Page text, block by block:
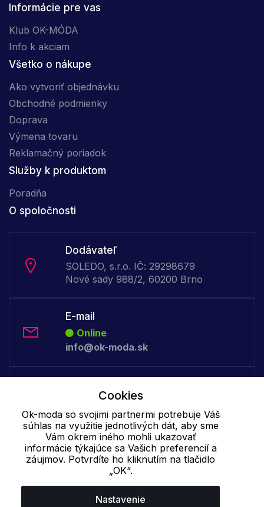
Informácie pre vas
Klub OK-MÓDA
Info k akciam
Všetko o nákupe
Ako vytvoriť objednávku
Obchodné podmienky
Doprava
Výmena tovaru
Reklamačný poriadok
Služby k produktom
Poradňa
O spoločnosti
Dodávateľ
SOLEDO, s.r.o. IČ: 29298679
Nové sady 988/2, 60200 Brno
E-mail
Online
info@ok-moda.sk
Offline
+421 277 278 079
Cookie - podrobné nastavenie| Ďalšie informácie|Spracovanie
osobných údajov
Cookies
Ok-moda so svojimi partnermi potrebuje Váš
súhlas na využitie jednotlivých dát, aby sme
Vám okrem iného mohli ukazovať
informácie týkajúce sa Vašich preferencií a
záujmov. Potvrdíte ho kliknutím na tlačidlo
„OK“.
Nastavenie